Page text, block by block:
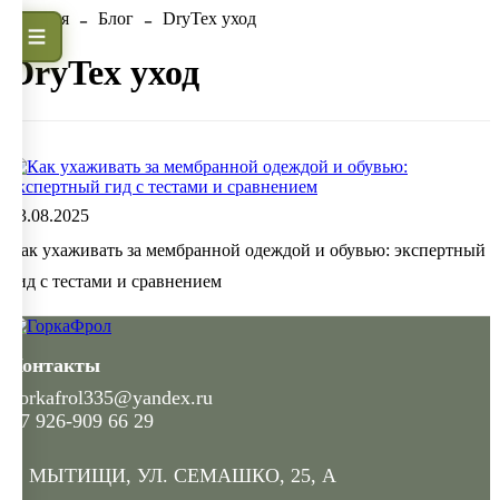
Главная Блог DryTex уход
DryTex уход
13.08.2025
Как ухаживать за мембранной одеждой и обувью: экспертный
гид с тестами и сравнением
Контакты
gorkafrol335@yandex.ru
+7 926-909 66 29
Г. МЫТИЩИ, УЛ. СЕМАШКО, 25, А